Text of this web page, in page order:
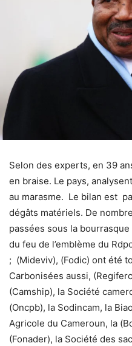
Selon des experts, en 39
en braise. Le pays,
au marasme. Le bilan est
dégâts matériels. De
passées sous la
du feu de l’emblème du
; (Mideviv), (Fodic) ont été
Carbonisées aussi,
(Camship), la Société
(Oncpb), la Sodincam, la
Agricole du Cameroun, la
(Fonader), la Société des